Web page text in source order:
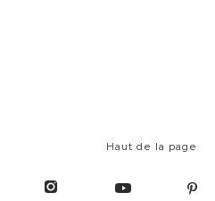
Haut de la page